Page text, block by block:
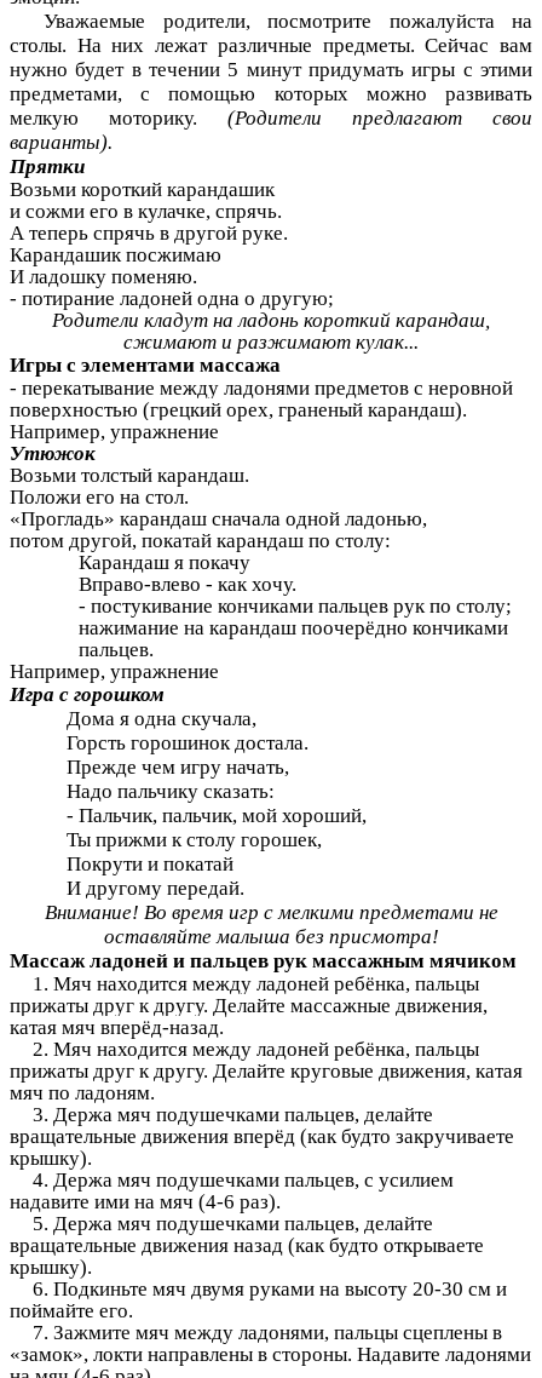
Уважаемые родители, посмотрите пожалуйста на
столы. На них лежат различные предметы. Сейчас вам
нужно будет в течении 5 минут придумать игры с этими
предметами, с помощью которых можно развивать
мелкую моторику. (Родители предлагают свои
варианты).
Прятки
Возьми короткий карандашик
и сожми его в кулачке, спрячь.
А теперь спрячь в другой руке.
Карандашик посжимаю
И ладошку поменяю.
- потирание ладоней одна о другую;
Родители кладут на ладонь короткий карандаш,
сжимают и разжимают кулак...
Игры с элементами массажа
- перекатывание между ладонями предметов с неровной
поверхностью (грецкий орех, граненый карандаш).
Например, упражнение
Утюжок
Возьми толстый карандаш.
Положи его на стол.
«Прогладь» карандаш сначала одной ладонью,
потом другой, покатай карандаш по столу:
Карандаш я покачу
Вправо-влево - как хочу.
- постукивание кончиками пальцев рук по столу;
нажимание на карандаш поочерёдно кончиками
пальцев.
Например, упражнение
Игра с горошком
Дома я одна скучала,
Горсть горошинок достала.
Прежде чем игру начать,
Надо пальчику сказать:
- Пальчик, пальчик, мой хороший,
Ты прижми к столу горошек,
Покрути и покатай
И другому передай.
Внимание! Во время игр с мелкими предметами не
оставляйте малыша без присмотра!
Массаж ладоней и пальцев рук массажным мячиком
1. Мяч находится между ладоней ребёнка, пальцы
прижаты друг к другу. Делайте массажные движения,
катая мяч вперёд-назад.
2. Мяч находится между ладоней ребёнка, пальцы
прижаты друг к другу. Делайте круговые движения, катая
мяч по ладоням.
3. Держа мяч подушечками пальцев, делайте
вращательные движения вперёд (как будто закручиваете
крышку).
4. Держа мяч подушечками пальцев, с усилием
надавите ими на мяч (4-6 раз).
5. Держа мяч подушечками пальцев, делайте
вращательные движения назад (как будто открываете
крышку).
6. Подкиньте мяч двумя руками на высоту 20-30 см и
поймайте его.
7. Зажмите мяч между ладонями, пальцы сцеплены в
«замок», локти направлены в стороны. Надавите ладонями